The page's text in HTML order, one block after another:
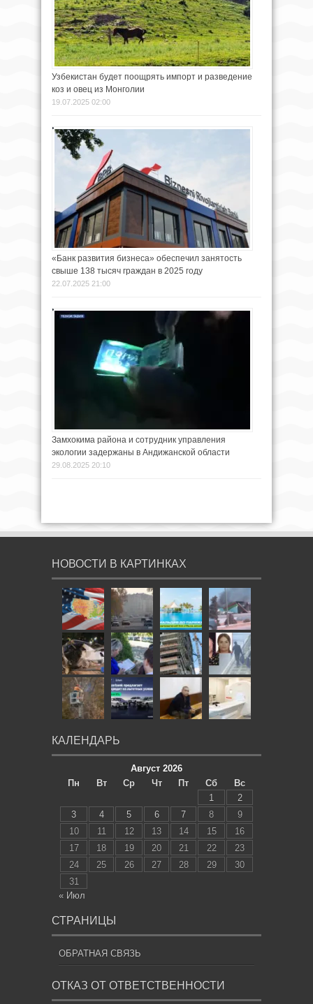
Узбекистан будет поощрять импорт и разведение
коз и овец из Монголии
19.07.2025 02:00
«Банк развития бизнеса» обеспечил занятость
свыше 138 тысяч граждан в 2025 году
22.07.2025 21:00
Замхокима района и сотрудник управления
экологии задержаны в Андижанской области
29.08.2025 20:10
НОВОСТИ В КАРТИНКАХ
КАЛЕНДАРЬ
Август 2026
Пн
Вт Ср Чт Пт Сб
Вс
1
2
3
4 5 6 7 8
9
10
11 12 13 14 15
16
17
18 19 20 21 22
23
24
25 26 27 28 29
30
31
« Июл
СТРАНИЦЫ
ОБРАТНАЯ СВЯЗЬ
ОТКАЗ ОТ ОТВЕТСТВЕННОСТИ